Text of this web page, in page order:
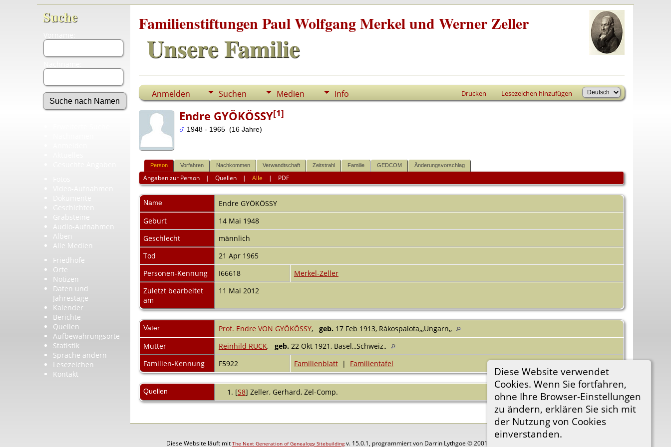
Suche
Vorname:
Nachname:
Erweiterte Suche
Nachnamen
Anmelden
Aktuelles
Gesuchte Angaben
Fotos
Video-Aufnahmen
Dokumente
Geschichten
Grabsteine
Audio-Aufnahmen
Alben
Alle Medien
Friedhöfe
Orte
Notizen
Daten und
Jahrestage
Kalender
Berichte
Quellen
Aufbewahrungsorte
Statistik
Sprache ändern
Lesezeichen
Kontakt
Familienstiftungen Paul Wolfgang Merkel und Werner Zeller
Unsere Familie
Anmelden Suchen Medien Info Drucken Lesezeichen hinzufügen
Diese Website verwendet
Cookies. Wenn Sie fortfahren,
ohne Ihre Browser-Einstellungen
zu ändern, erklären Sie sich mit
der Nutzung von Cookies
einverstanden.
Endre GYÖKÖSSY[1]
1948 - 1965 (16 Jahre)
Person Vorfahren Nachkommen Verwandtschaft Zeitstrahl Familie GEDCOM Änderungsvorschlag
Angaben zur Person |Quellen |Alle | PDF
Name Endre GYÖKÖSSY
Geburt
14 Mai 1948
Geschlecht
männlich
Tod
21 Apr 1965
Personen-Kennung
I66618
Merkel-Zeller
Zuletzt bearbeitet
am
11 Mai 2012
Vater Prof. Endre VON GYÖKÖSSY, geb. 17 Feb 1913, Ràkospalota,,,Ungarn,,
Mutter
Reinhild RUCK, geb. 22 Okt 1921, Basel,,,Schweiz,,
Familien-Kennung
F5922 Familienblatt| Familientafel
Quellen [S8] Zeller, Gerhard, Zel-Comp.
Diese Website läuft mitThe Next Generation of Genealogy Sitebuildingv. 15.0.1, programmiert von Darrin Lythgoe © 2001-2026.